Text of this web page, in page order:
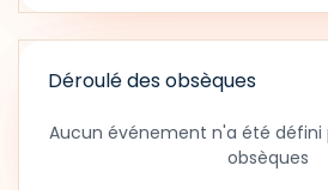
Déroulé des obsèques
Aucun événement n'a été défini
obsèques